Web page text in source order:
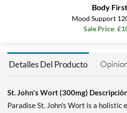
Body First
Mood Support
Sale Price:
Detalles Del Producto
St. John's Wort (300mg)
Paradise St. John's Wort is a holistic